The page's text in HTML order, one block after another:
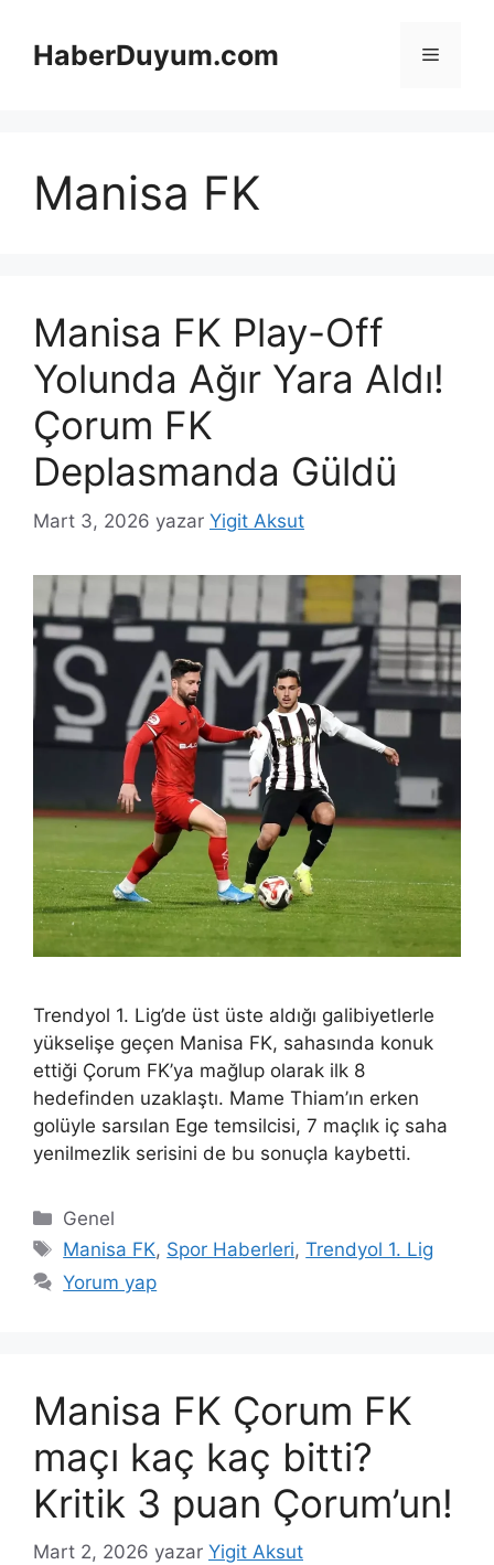
HaberDuyum.com Menü
Manisa FK
Manisa FK Play-Off
Yolunda Ağır Yara Aldı!
Çorum FK
Deplasmanda Güldü
Mart 3, 2026 yazar Yigit Aksut
Trendyol 1. Lig’de üst üste aldığı galibiyetlerle
yükselişe geçen Manisa FK, sahasında konuk
ettiği Çorum FK’ya mağlup olarak ilk 8
hedefinden uzaklaştı. Mame Thiam’ın erken
golüyle sarsılan Ege temsilcisi, 7 maçlık iç saha
yenilmezlik serisini de bu sonuçla kaybetti.
Kategoriler
Genel
Etiketler
Manisa FK, Spor Haberleri,Trendyol 1. Lig
Yorum yap
Manisa FK Çorum FK
maçı kaç kaç bitti?
Kritik 3 puan Çorum’un!
Mart 2, 2026 yazar Yigit Aksut